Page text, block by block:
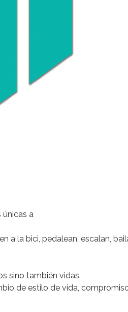
únicas a
a la bici, pedalean, escalan,
sino también vidas.
de estilo de vida,